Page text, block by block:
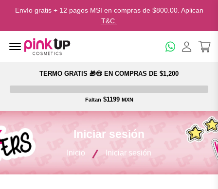
Envío gratis + 12 pagos MSI en compras de $800.00. Aplican
T&C.
Menu Open
TERMO GRATIS 🎁😍 EN COMPRAS DE $1,200
Faltan $1199 MXN
Iniciar sesión
Inicio Iniciar sesión